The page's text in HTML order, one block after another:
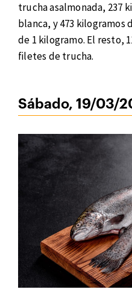
trucha asalmonada, 237
blanca, y 473 kilogramos
de 1 kilogramo. El resto,
filetes de trucha.
Sábado, 19/03/